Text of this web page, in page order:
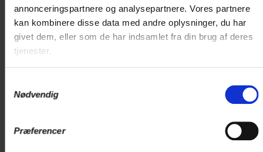
annonceringspartnere og analysepartnere. Vores partnere
kan kombinere disse data med andre oplysninger, du har
givet dem, eller som de har indsamlet fra din brug af deres
tjenester.
Nødvendig
Præferencer
Vælg værelse